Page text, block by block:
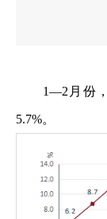
1—2月份，
5.7%。